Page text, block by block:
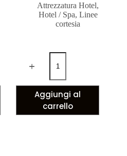
Attrezzatura Hotel,
Hotel / Spa, Linee
cortesia
Aggiungi al
carrello